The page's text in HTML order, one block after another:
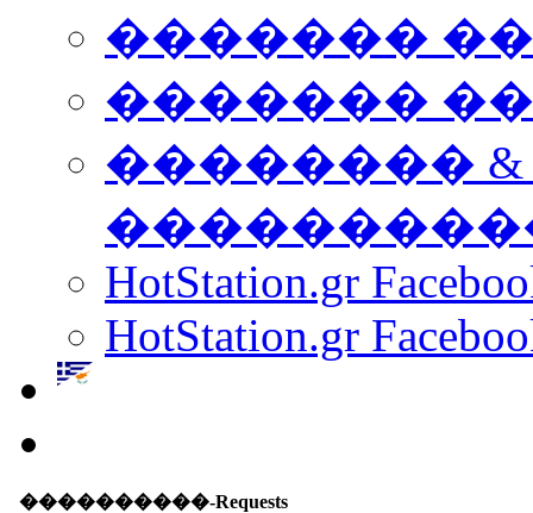
�������
������� ���
��������
HotStation.gr
HotStation.gr
����������-Requests